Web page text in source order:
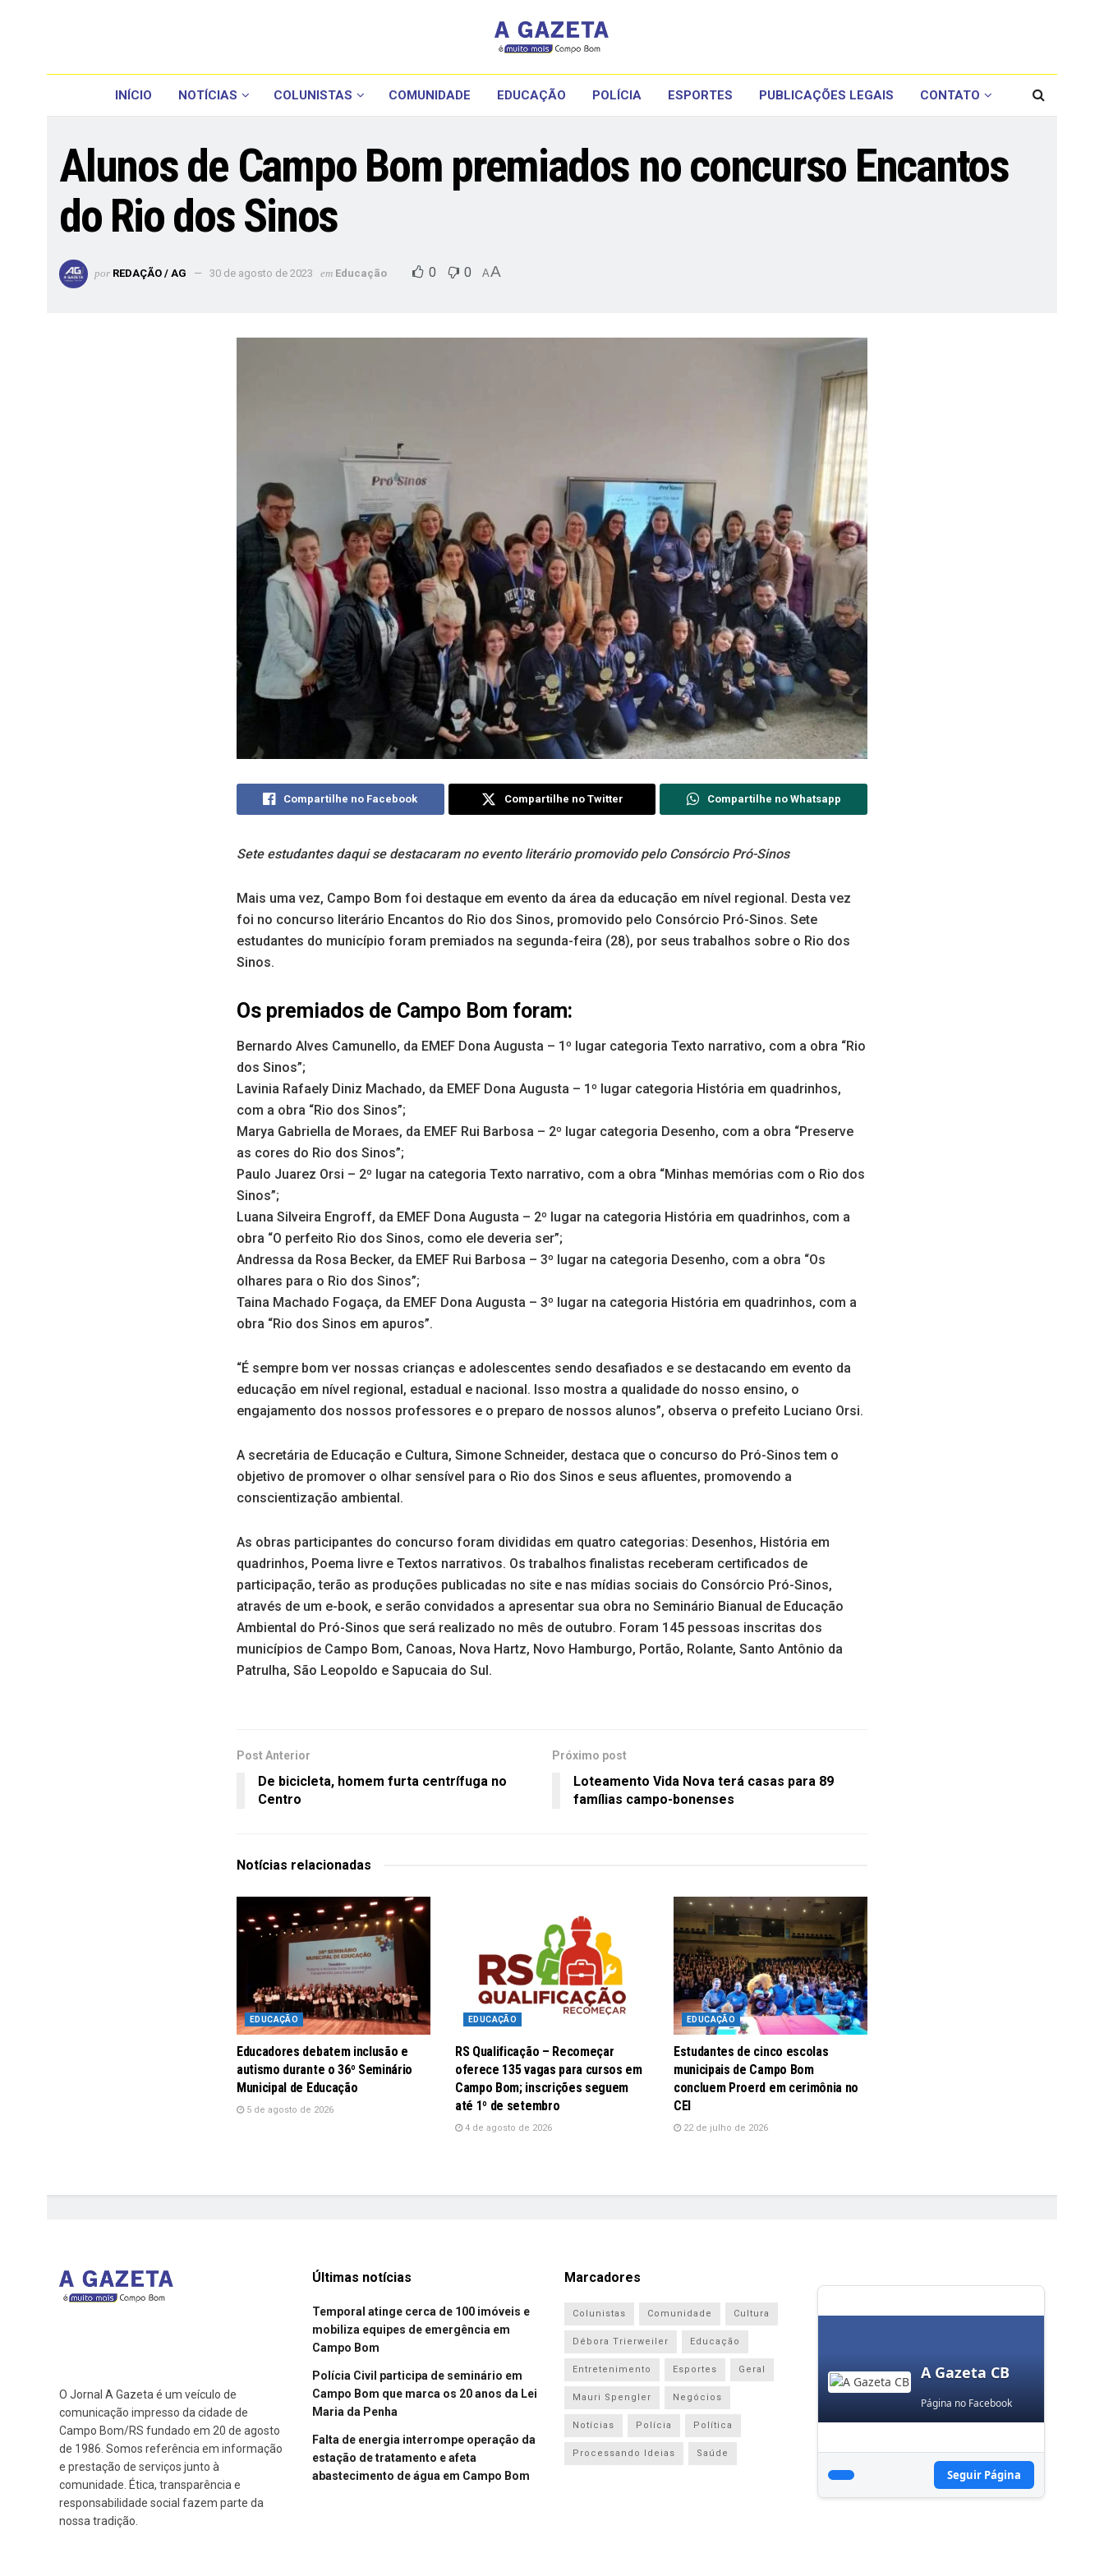
INÍCIO NOTÍCIAS COLUNISTAS COMUNIDADE EDUCAÇÃO POLÍCIA ESPORTES PUBLICAÇÕES LEGAIS CONTATO
Alunos de Campo Bom premiados no concurso Encantos
do Rio dos Sinos
por REDAÇÃO / AG 30 de agosto de 2023 em Educação 0 0 AA
Compartilhe no Facebook Compartilhe no Twitter Compartilhe no Whatsapp
Sete estudantes daqui se destacaram no evento literário promovido pelo Consórcio Pró-Sinos
Mais uma vez, Campo Bom foi destaque em evento da área da educação em nível regional. Desta vez
foi no concurso literário Encantos do Rio dos Sinos, promovido pelo Consórcio Pró-Sinos. Sete
estudantes do município foram premiados na segunda-feira (28), por seus trabalhos sobre o Rio dos
Sinos.
Os premiados de Campo Bom foram:
Bernardo Alves Camunello, da EMEF Dona Augusta – 1º lugar categoria Texto narrativo, com a obra “Rio
dos Sinos”;
Lavinia Rafaely Diniz Machado, da EMEF Dona Augusta – 1º lugar categoria História em quadrinhos,
com a obra “Rio dos Sinos”;
Marya Gabriella de Moraes, da EMEF Rui Barbosa – 2º lugar categoria Desenho, com a obra “Preserve
as cores do Rio dos Sinos”;
Paulo Juarez Orsi – 2º lugar na categoria Texto narrativo, com a obra “Minhas memórias com o Rio dos
Sinos”;
Luana Silveira Engroff, da EMEF Dona Augusta – 2º lugar na categoria História em quadrinhos, com a
obra “O perfeito Rio dos Sinos, como ele deveria ser”;
Andressa da Rosa Becker, da EMEF Rui Barbosa – 3º lugar na categoria Desenho, com a obra “Os
olhares para o Rio dos Sinos”;
Taina Machado Fogaça, da EMEF Dona Augusta – 3º lugar na categoria História em quadrinhos, com a
obra “Rio dos Sinos em apuros”.
“É sempre bom ver nossas crianças e adolescentes sendo desafiados e se destacando em evento da
educação em nível regional, estadual e nacional. Isso mostra a qualidade do nosso ensino, o
engajamento dos nossos professores e o preparo de nossos alunos”, observa o prefeito Luciano Orsi.
A secretária de Educação e Cultura, Simone Schneider, destaca que o concurso do Pró-Sinos tem o
objetivo de promover o olhar sensível para o Rio dos Sinos e seus afluentes, promovendo a
conscientização ambiental.
As obras participantes do concurso foram divididas em quatro categorias: Desenhos, História em
quadrinhos, Poema livre e Textos narrativos. Os trabalhos finalistas receberam certificados de
participação, terão as produções publicadas no site e nas mídias sociais do Consórcio Pró-Sinos,
através de um e-book, e serão convidados a apresentar sua obra no Seminário Bianual de Educação
Ambiental do Pró-Sinos que será realizado no mês de outubro. Foram 145 pessoas inscritas dos
municípios de Campo Bom, Canoas, Nova Hartz, Novo Hamburgo, Portão, Rolante, Santo Antônio da
Patrulha, São Leopoldo e Sapucaia do Sul.
Post Anterior
De bicicleta, homem furta centrífuga no
Centro
Próximo post
Loteamento Vida Nova terá casas para 89
famílias campo-bonenses
Notícias relacionadas
EDUCAÇÃO
Educadores debatem inclusão e
autismo durante o 36º Seminário
Municipal de Educação
5 de agosto de 2026
EDUCAÇÃO
RS Qualificação – Recomeçar
oferece 135 vagas para cursos em
Campo Bom; inscrições seguem
até 1º de setembro
4 de agosto de 2026
EDUCAÇÃO
Estudantes de cinco escolas
municipais de Campo Bom
concluem Proerd em cerimônia no
CEI
22 de julho de 2026
O Jornal A Gazeta é um veículo de
comunicação impresso da cidade de
Campo Bom/RS fundado em 20 de agosto
de 1986. Somos referência em informação
e prestação de serviços junto à
comunidade. Ética, transparência e
responsabilidade social fazem parte da
nossa tradição.
Últimas notícias
Temporal atinge cerca de 100 imóveis e
mobiliza equipes de emergência em
Campo Bom
Polícia Civil participa de seminário em
Campo Bom que marca os 20 anos da Lei
Maria da Penha
Falta de energia interrompe operação da
estação de tratamento e afeta
abastecimento de água em Campo Bom
Marcadores
Colunistas Comunidade Cultura
Débora Trierweiler Educação
Entretenimento Esportes Geral
Mauri Spengler Negócios
Notícias Polícia Política
Processando Ideias Saúde
A Gazeta CB
Página no Facebook
Seguir Página